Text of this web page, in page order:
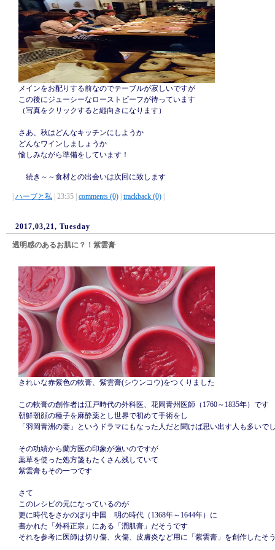
メインをお配りする前なのでテーブルが寂しいですが
この後にジューシーなローストビーフが待っています
（写真をクリックすると縦向きになります）
さあ、秋はどんなキッチンにしようか
どんなワインしましょうか
愉しみながら準備をしています！
続き～～食材との出会いは次回に致します
ハーブと私 | 23:35 | comments (0) trackback (0)
2017,03,21, Tuesday
透明感のあるお肌に？！紫雲膏
きれいな赤紫色の軟膏、紫雲膏(シウンコウ)をつくりました
この軟膏の創作者は江戸時代の外科医、花岡青州医師（1760～1835年）です
朝鮮朝顔の種子を麻酔薬とし世界で初めて手術をし
「羽岡青洲の妻」というドラマにもなった人だと聞けば思い出す人も多いで
その功績から蘭方医の印象が強いのですが
薬草を使った処方箋もたくさん残していて
紫雲膏もその一つです
さて
このレシピの元になっているのが
更に時代をさかのぼり中国 明の時代（1368年～1644年）に
書かれた「外科正宗」にある「潤肌膏」だそうです
それを参考に医師は切り傷、火傷、皮膚炎など用に「紫雲膏」を創作したそ